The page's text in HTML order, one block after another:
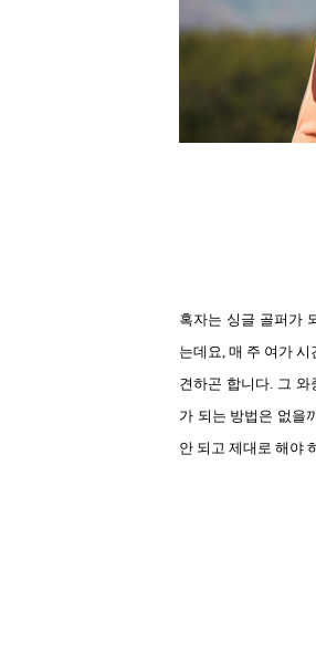
혹자는 싱글 골퍼가
는데요,매 주 여가 시
견하곤 합니다. 그 와
가 되는 방법은 없을
안 되고 제대로 해야